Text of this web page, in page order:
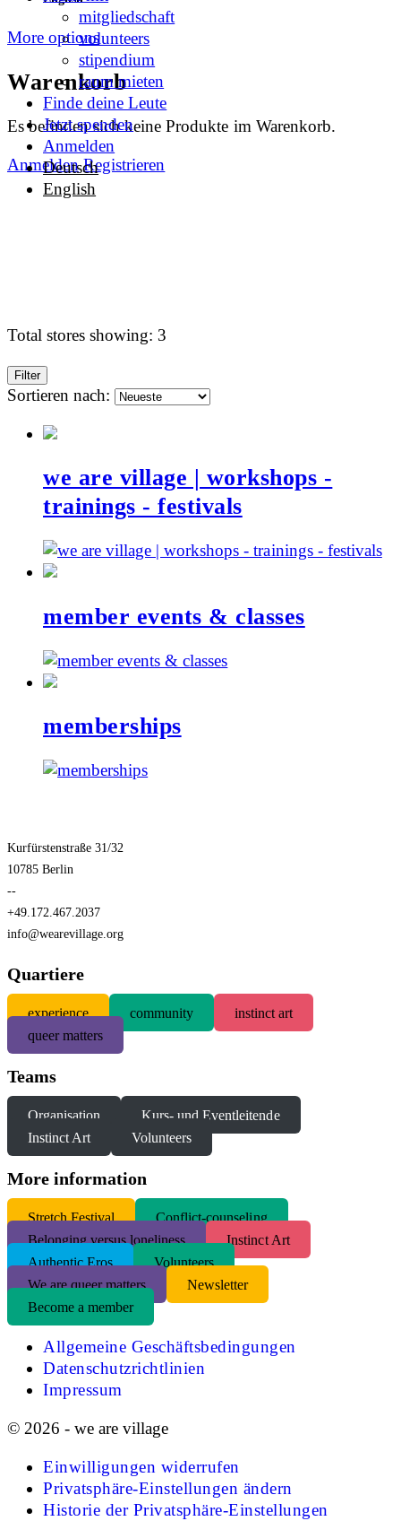
More options
Warenkorb
Es befinden sich keine Produkte im Warenkorb.
Anmelden Registrieren
mitgliedschaft
volunteers
stipendium
raum mieten
Finde deine Leute
Jetzt spenden
Anmelden
Deutsch
English
Total stores showing: 3
Filter
Sortieren nach:
we are village | workshops -
trainings - festivals
member events & classes
memberships
Kurfürstenstraße 31/32
10785 Berlin
--
+49.172.467.2037
info@wearevillage.org
Quartiere
experience community
instinct art
queer matters
Teams
Organisation
Kurs- und Eventleitende
Instinct Art
Volunteers
More information
Stretch Festival
Conflict-counseling
Belonging versus loneliness
Instinct Art
Authentic Eros
Volunteers
We are queer matters
Newsletter
Become a member
Allgemeine Geschäftsbedingungen
Datenschutzrichtlinien
Impressum
© 2026 - we are village
Einwilligungen widerrufen
Privatsphäre-Einstellungen ändern
Historie der Privatsphäre-Einstellungen